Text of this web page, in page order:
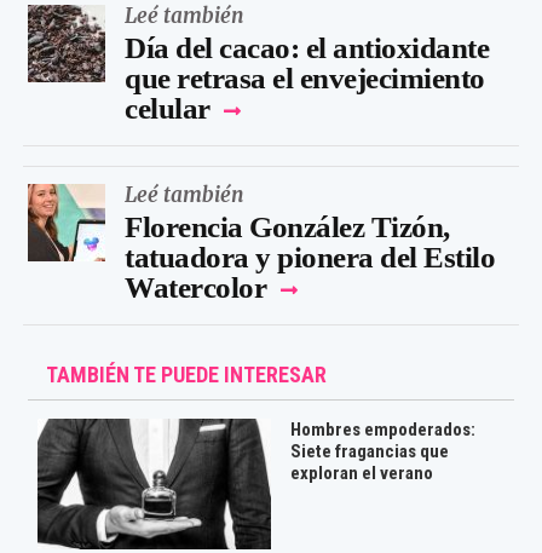
Leé también
Día del cacao: el antioxidante
que retrasa el envejecimiento
celular
Leé también
Florencia González Tizón,
tatuadora y pionera del Estilo
Watercolor
TAMBIÉN TE PUEDE INTERESAR
Hombres empoderados:
Siete fragancias que
exploran el verano